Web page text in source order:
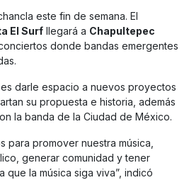
este fin de semana. El
El Surf llegará a Chapultepec
donde bandas emergentes
darle espacio a nuevos proyectos
su propuesta e historia, además
la banda de la Ciudad de México.
para promover nuestra música,
generar comunidad y tener
que la música siga viva”, indicó